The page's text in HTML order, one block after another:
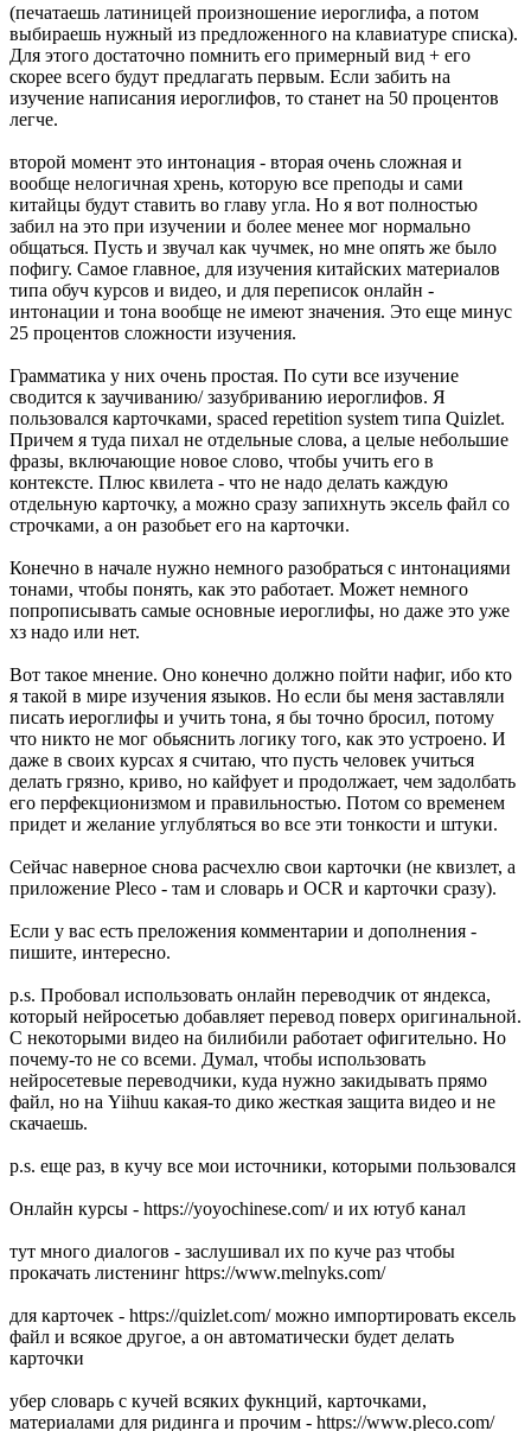
(печатаешь латиницей произношение иероглифа, а потом
выбираешь нужный из предложенного на клавиатуре списка).
Для этого достаточно помнить его примерный вид + его
скорее всего будут предлагать первым. Если забить на
изучение написания иероглифов, то станет на 50 процентов
легче.
второй момент это интонация - вторая очень сложная и
вообще нелогичная хрень, которую все преподы и сами
китайцы будут ставить во главу угла. Но я вот полностью
забил на это при изучении и более менее мог нормально
общаться. Пусть и звучал как чучмек, но мне опять же было
пофигу. Самое главное, для изучения китайских материалов
типа обуч курсов и видео, и для переписок онлайн -
интонации и тона вообще не имеют значения. Это еще минус
25 процентов сложности изучения.
Грамматика у них очень простая. По сути все изучение
сводится к заучиванию/ зазубриванию иероглифов. Я
пользовался карточками, spaced repetition system типа Quizlet.
Причем я туда пихал не отдельные слова, а целые небольшие
фразы, включающие новое слово, чтобы учить его в
контексте. Плюс квилета - что не надо делать каждую
отдельную карточку, а можно сразу запихнуть эксель файл со
строчками, а он разобьет его на карточки.
Конечно в начале нужно немного разобраться с интонациями
тонами, чтобы понять, как это работает. Может немного
попрописывать самые основные иероглифы, но даже это уже
хз надо или нет.
Вот такое мнение. Оно конечно должно пойти нафиг, ибо кто
я такой в мире изучения языков. Но если бы меня заставляли
писать иероглифы и учить тона, я бы точно бросил, потому
что никто не мог обьяснить логику того, как это устроено. И
даже в своих курсах я считаю, что пусть человек учиться
делать грязно, криво, но кайфует и продолжает, чем задолбать
его перфекционизмом и правильностью. Потом со временем
придет и желание углубляться во все эти тонкости и штуки.
Сейчас наверное снова расчехлю свои карточки (не квизлет, а
приложение Pleco - там и словарь и OCR и карточки сразу).
Если у вас есть преложения комментарии и дополнения -
пишите, интересно.
p.s. Пробовал использовать онлайн переводчик от яндекса,
который нейросетью добавляет перевод поверх оригинальной.
С некоторыми видео на билибили работает офигительно. Но
почему-то не со всеми. Думал, чтобы использовать
нейросетевые переводчики, куда нужно закидывать прямо
файл, но на Yiihuu какая-то дико жесткая защита видео и не
скачаешь.
p.s. еще раз, в кучу все мои источники, которыми пользовался
Онлайн курсы - https://yoyochinese.com/ и их ютуб канал
тут много диалогов - заслушивал их по куче раз чтобы
прокачать листенинг https://www.melnyks.com/
для карточек - https://quizlet.com/ можно импортировать ексель
файл и всякое другое, а он автоматически будет делать
карточки
убер словарь с кучей всяких фукнций, карточками,
материалами для ридинга и прочим - https://www.pleco.com/